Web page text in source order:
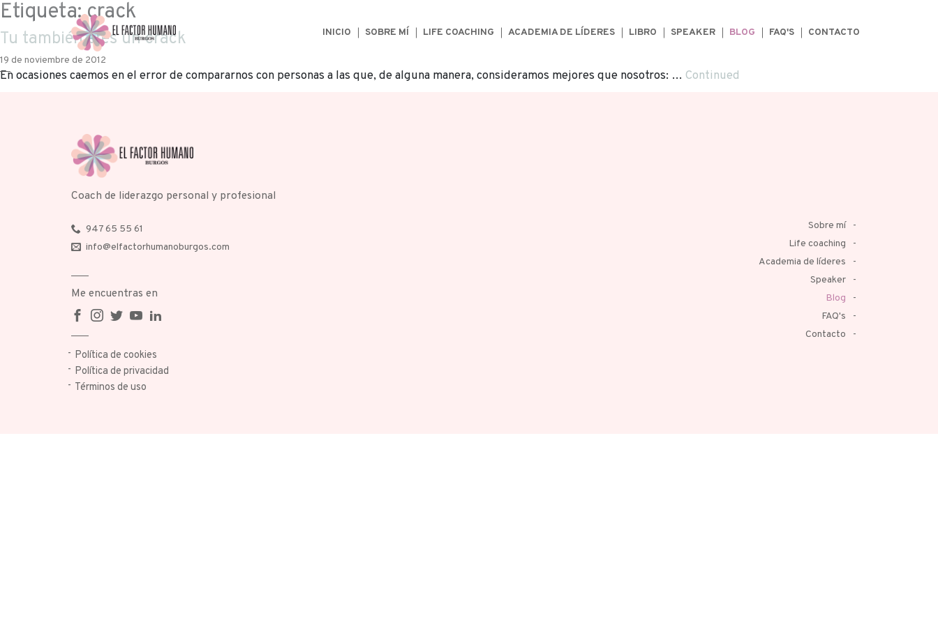
INICIO SOBRE MÍ LIFE COACHING ACADEMIA DE LÍDERES LIBRO SPEAKER BLOG FAQ'S CONTACTO
Etiqueta:crack
Tu también eres un crack
19 de noviembre de 2012
En ocasiones caemos en el error de compararnos con personas a las que, de alguna manera, consideramos mejores que nosotros: … Continued
Coach de liderazgo personal y profesional
947 65 55 61
info@elfactorhumanoburgos.com
Me encuentras en
Política de cookies
Política de privacidad
Términos de uso
Sobre mí
Life coaching
Academia de líderes
Speaker
Blog
FAQ's
Contacto